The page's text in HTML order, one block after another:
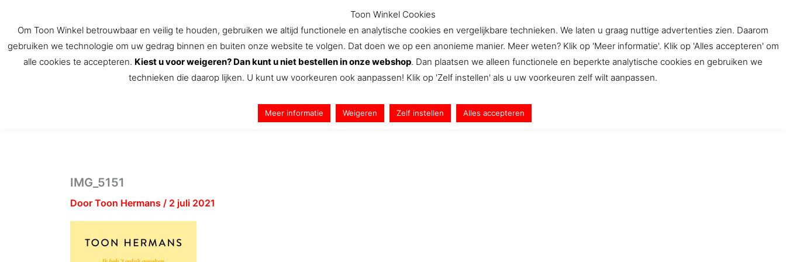
inhoud
Aanbiedingen Contact
IMG_5151
Door Toon Hermans / 2 juli 2021
Toon Winkel Cookies
Om Toon Winkel betrouwbaar en veilig te houden, gebruiken we altijd functionele en analytische cookies en vergelijkbare technieken. We laten u graag nuttige advertenties zien. Daarom
gebruiken we technologie om uw gedrag binnen en buiten onze website te volgen. Dat doen we op een anonieme manier. Meer weten? Klik op 'Meer informatie'. Klik op 'Alles accepteren' om
alle cookies te accepteren. Kiest u voor weigeren? Dan kunt u niet bestellen in onze webshop. Dan plaatsen we alleen functionele en beperkte analytische cookies en gebruiken we
technieken die daarop lijken. U kunt uw voorkeuren ook aanpassen! Klik op 'Zelf instellen' als u uw voorkeuren zelf wilt aanpassen.
Meer informatie Weigeren Zelf instellen Alles accepteren